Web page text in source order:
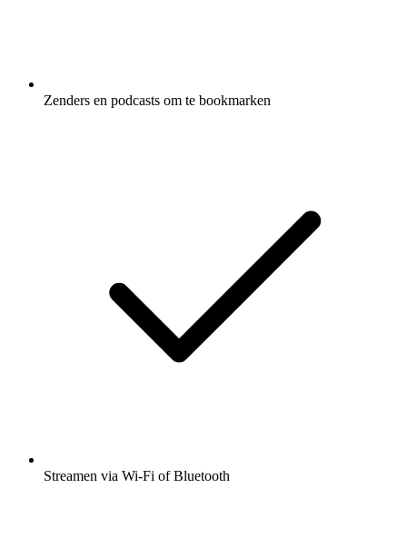
Zenders en podcasts om te bookmarken
Streamen via Wi-Fi of Bluetooth